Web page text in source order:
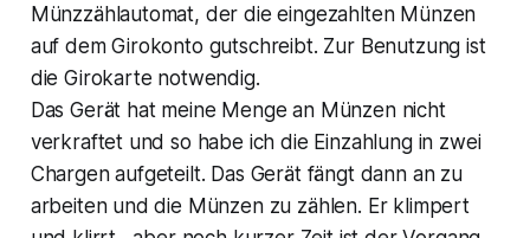
Münzzählautomat, der die eingezahlten Münzen
auf dem Girokonto gutschreibt. Zur Benutzung ist
die Girokarte notwendig.
Das Gerät hat meine Menge an Münzen nicht
verkraftet und so habe ich die Einzahlung in zwei
Chargen aufgeteilt. Das Gerät fängt dann an zu
arbeiten und die Münzen zu zählen. Er klimpert